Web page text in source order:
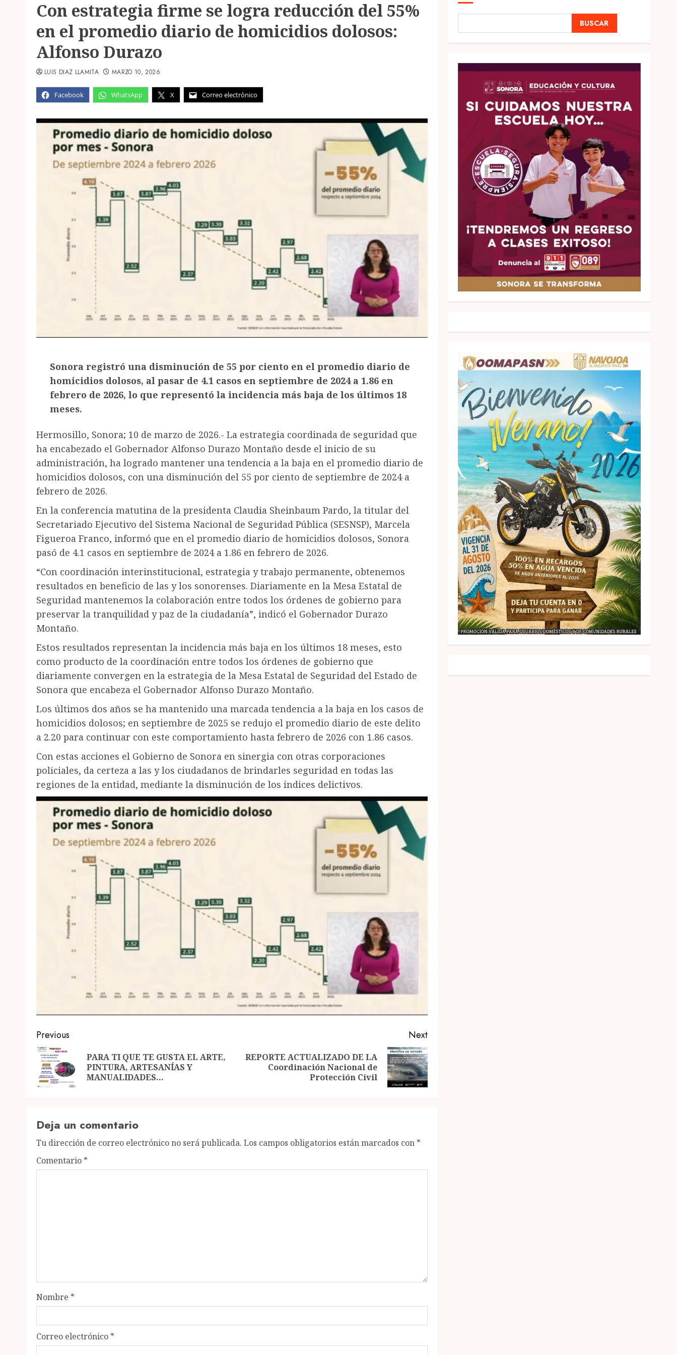
Con estrategia firme se logra reducción del 55%
en el promedio diario de homicidios dolosos:
Alfonso Durazo
Facebook WhatsApp X Correo electrónico
LUIS DIAZ LLAMITA MARZO 10, 2026
Sonora registró una disminución de 55 por ciento en el promedio diario de
homicidios dolosos, al pasar de 4.1 casos en septiembre de 2024 a 1.86 en
febrero de 2026, lo que representó la incidencia más baja de los últimos 18
meses.
Hermosillo, Sonora; 10 de marzo de 2026.- La estrategia coordinada de seguridad que
ha encabezado el Gobernador Alfonso Durazo Montaño desde el inicio de su
administración, ha logrado mantener una tendencia a la baja en el promedio diario de
homicidios dolosos, con una disminución del 55 por ciento de septiembre de 2024 a
febrero de 2026.
En la conferencia matutina de la presidenta Claudia Sheinbaum Pardo, la titular del
Secretariado Ejecutivo del Sistema Nacional de Seguridad Pública (SESNSP), Marcela
Figueroa Franco, informó que en el promedio diario de homicidios dolosos, Sonora
pasó de 4.1 casos en septiembre de 2024 a 1.86 en febrero de 2026.
“Con coordinación interinstitucional, estrategia y trabajo permanente, obtenemos
resultados en beneficio de las y los sonorenses. Diariamente en la Mesa Estatal de
Seguridad mantenemos la colaboración entre todos los órdenes de gobierno para
preservar la tranquilidad y paz de la ciudadanía”, indicó el Gobernador Durazo
Montaño.
Estos resultados representan la incidencia más baja en los últimos 18 meses, esto
como producto de la coordinación entre todos los órdenes de gobierno que
diariamente convergen en la estrategia de la Mesa Estatal de Seguridad del Estado de
Sonora que encabeza el Gobernador Alfonso Durazo Montaño.
Los últimos dos años se ha mantenido una marcada tendencia a la baja en los casos de
homicidios dolosos; en septiembre de 2025 se redujo el promedio diario de este delito
a 2.20 para continuar con este comportamiento hasta febrero de 2026 con 1.86 casos.
Con estas acciones el Gobierno de Sonora en sinergia con otras corporaciones
policiales, da certeza a las y los ciudadanos de brindarles seguridad en todas las
regiones de la entidad, mediante la disminución de los índices delictivos.
Post
navigation
Previous
Previous
PARA TI QUE TE GUSTA EL ARTE,
PINTURA, ARTESANÍAS Y
MANUALIDADES…
Next
Next
REPORTE ACTUALIZADO DE LA
Coordinación Nacional de
Protección Civil
Deja un comentario
Tu dirección de correo electrónico no será publicada. Los campos obligatorios están marcados con *
Comentario *
Nombre *
Correo electrónico *
BUSCAR